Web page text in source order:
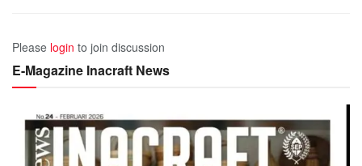
Please login to join discussion
E-Magazine Inacraft News